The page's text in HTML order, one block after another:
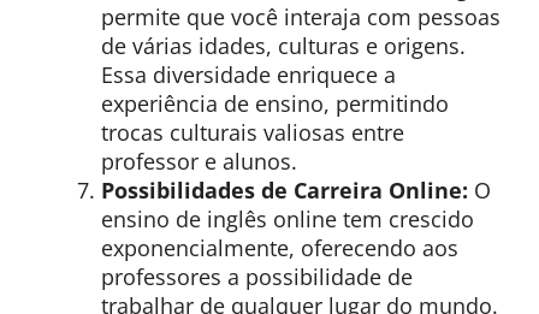
permite que você interaja com pessoas
de várias idades, culturas e origens.
Essa diversidade enriquece a
experiência de ensino, permitindo
trocas culturais valiosas entre
professor e alunos.
Possibilidades de Carreira Online: O
ensino de inglês online tem crescido
exponencialmente, oferecendo aos
professores a possibilidade de
trabalhar de qualquer lugar do mundo.